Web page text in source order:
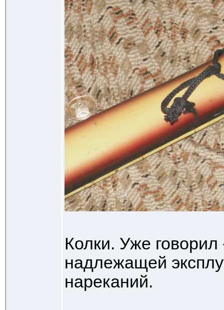
Колки. Уже
надлежащей
нареканий.